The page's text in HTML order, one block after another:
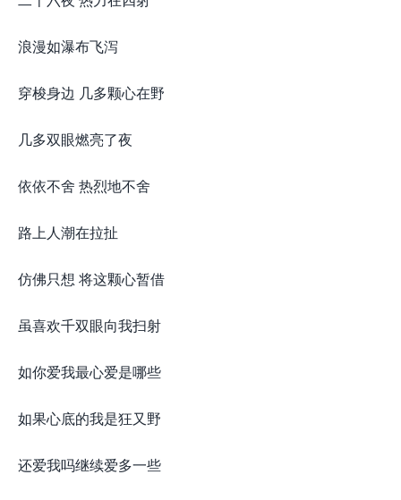
浪漫如瀑布飞泻
穿梭身边 几多颗心在野
几多双眼燃亮了夜
依依不舍 热烈地不舍
路上人潮在拉扯
仿佛只想 将这颗心暂借
虽喜欢千双眼向我扫射
如你爱我最心爱是哪些
如果心底的我是狂又野
还爱我吗继续爱多一些